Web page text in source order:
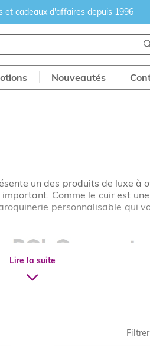
et cadeaux d'affaires depuis 1996
Nouveautés
un des produits de luxe à
Comme le cuir est
personnalisable qui
Lire la suite